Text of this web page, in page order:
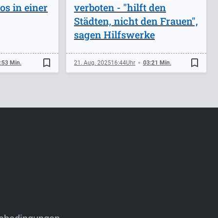
in einer
Min. bookmark_border
verboten - "hilft den
Städten, nicht den Frauen",
sagen Hilfswerke
21. Aug. 202516:44 03:21 Min. bookmark_border